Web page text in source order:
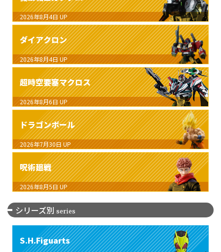
2026年8月4日 UP
ダイアクロン
2026年8月4日 UP
超時空要塞マクロス
2026年8月6日 UP
ドラゴンボール
2026年7月30日 UP
呪術廻戦
2026年8月5日 UP
シリーズ別 series
S.H.Figuarts